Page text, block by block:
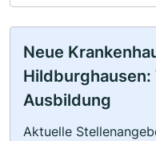
Neue
Hildburghausen:
Ausbildung
Aktuelle